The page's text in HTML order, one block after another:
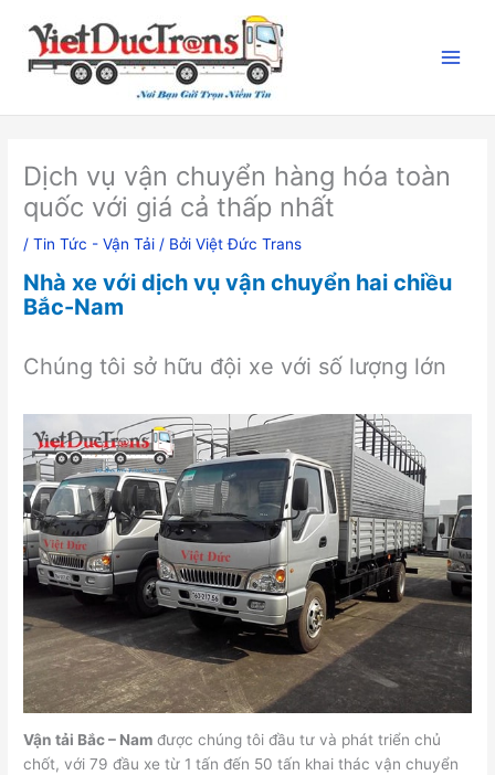
Dịch vụ vận chuyển hàng hóa toàn
quốc với giá cả thấp nhất
/Tin Tức - Vận Tải / BởiViệt Đức Trans
Nhà xe với dịch vụ vận chuyển hai chiều
Bắc-Nam
Chúng tôi sở hữu đội xe với số lượng lớn
Vận tải Bắc – Nam được chúng tôi đầu tư và phát triển chủ
chốt, với 79 đầu xe từ 1 tấn đến 50 tấn khai thác vận chuyển